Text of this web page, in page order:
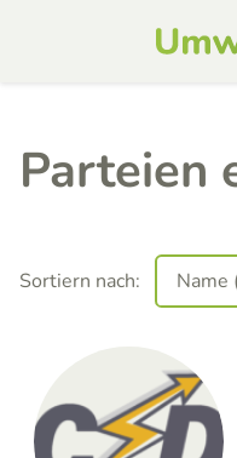
Parteien
Sortiern nach: